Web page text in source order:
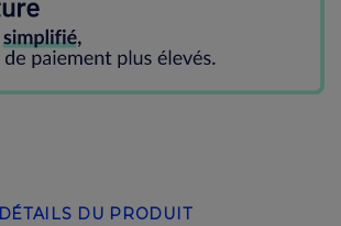
DÉTAILS DU PRODUIT